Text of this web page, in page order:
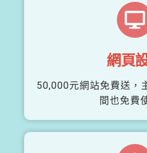
網頁
50,000元網站免費送，
間也免費